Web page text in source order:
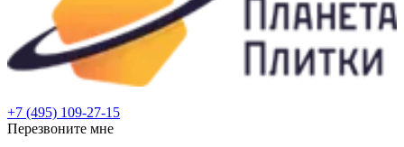
+7 (495) 109-27-15
Перезвоните мне